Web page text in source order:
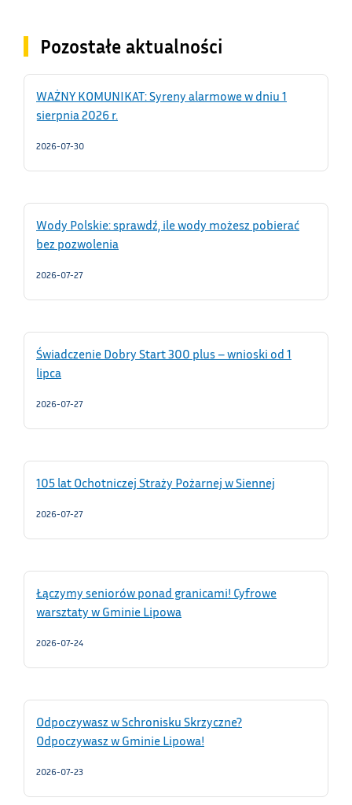
Pozostałe aktualności
WAŻNY KOMUNIKAT: Syreny alarmowe w dniu 1
sierpnia 2026 r.
2026-07-30
Wody Polskie: sprawdź, ile wody możesz pobierać
bez pozwolenia
2026-07-27
Świadczenie Dobry Start 300 plus – wnioski od 1
lipca
2026-07-27
105 lat Ochotniczej Straży Pożarnej w Siennej
2026-07-27
Łączymy seniorów ponad granicami! Cyfrowe
warsztaty w Gminie Lipowa
2026-07-24
Odpoczywasz w Schronisku Skrzyczne?
Odpoczywasz w Gminie Lipowa!
2026-07-23